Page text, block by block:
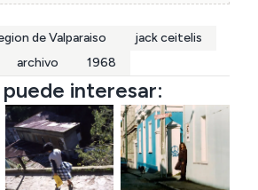
de Valparaiso
jack ceitelis
archivo 1968
interesar: